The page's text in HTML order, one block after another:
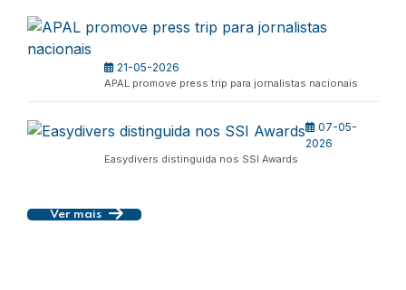
21-05-2026
APAL promove press trip para jornalistas nacionais
07-05-
2026
Easydivers distinguida nos SSI Awards
Ver mais